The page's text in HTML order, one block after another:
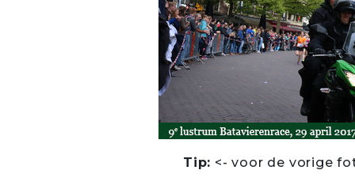
Tip: <- voor de vorige